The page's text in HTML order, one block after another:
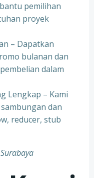
pemilihan
proyek
– Dapatkan
bulanan dan
dalam
Lengkap – Kami
dan
reducer, stub